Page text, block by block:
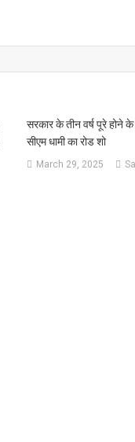
सरकार के तीन वर्ष पूरे होने
सीएम धामी का रोड शो
March 29, 2025